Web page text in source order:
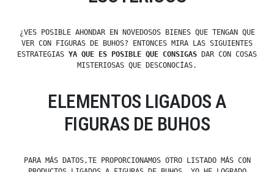
¿VES POSIBLE AHONDAR EN NOVEDOSOS BIENES QUE TENGAN QUE
VER CON FIGURAS DE BUHOS? ENTONCES MIRA LAS SIGUIENTES
ESTRATEGIAS YA QUE ES POSIBLE QUE CONSIGAS DAR CON COSAS
MISTERIOSAS QUE DESCONOCÍAS.
ELEMENTOS LIGADOS A
FIGURAS DE BUHOS
PARA MÁS DATOS,TE PROPORCIONAMOS OTRO LISTADO MÁS CON